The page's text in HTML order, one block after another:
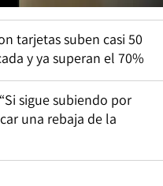
tarjetas suben casi 50
y ya superan el 70%
sigue subiendo por
una rebaja de la